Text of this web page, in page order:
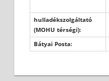
hulladékszolgáltató
(MOHU térségi):
Bátyai Posta: